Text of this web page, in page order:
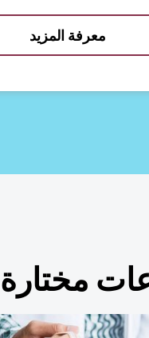
معرفة المزيد
مختارة